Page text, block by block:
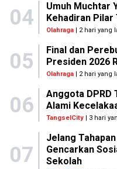
04
Umuh Muchtar
Kehadiran
Olahraga| 2 hari yang
05
Final dan
Presiden 2026
Olahraga| 2 hari yang
06
Anggota DPRD
Alami
TangselCity| 3 hari
07
Jelang
Gencarkan
Sekolah